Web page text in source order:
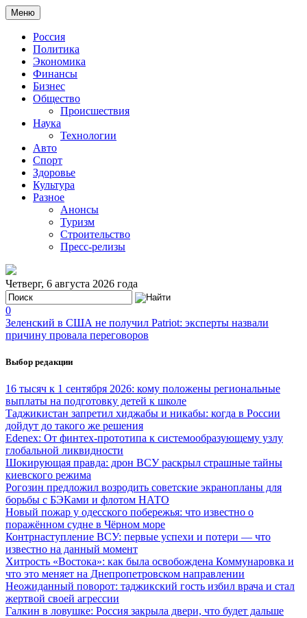
Меню
Россия
Политика
Экономика
Финансы
Бизнес
Общество
Происшествия
Наука
Технологии
Авто
Спорт
Здоровье
Культура
Разное
Анонсы
Туризм
Строительство
Пресс-релизы
Четверг, 6 августа 2026 года
0
Зеленский в США не получил Patriot: эксперты назвали
причину провала переговоров
Выбор редакции
16 тысяч к 1 сентября 2026: кому положены региональные
выплаты на подготовку детей к школе
Таджикистан запретил хиджабы и никабы: когда в России
дойдут до такого же решения
Edenex: От финтех-прототипа к системообразующему узлу
глобальной ликвидности
Шокирующая правда: дрон ВСУ раскрыл страшные тайны
киевского режима
Рогозин предложил возродить советские экранопланы для
борьбы с БЭКами и флотом НАТО
Новый пожар у одесского побережья: что известно о
поражённом судне в Чёрном море
Контрнаступление ВСУ: первые успехи и потери — что
известно на данный момент
Хитрость «Востока»: как была освобождена Коммунаровка и
что это меняет на Днепропетровском направлении
Неожиданный поворот: таджикский гость избил врача и стал
жертвой своей агрессии
Галкин в ловушке: Россия закрыла двери, что будет дальше